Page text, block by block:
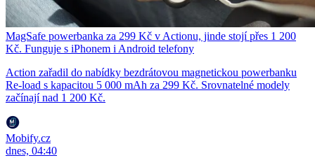
MagSafe powerbanka za 299 Kč v Actionu, jinde stojí přes 1 200
Kč. Funguje s iPhonem i Android telefony
Action zařadil do nabídky bezdrátovou magnetickou powerbanku
Re-load s kapacitou 5 000 mAh za 299 Kč. Srovnatelné modely
začínají nad 1 200 Kč.
Mobify.cz
dnes, 04:40